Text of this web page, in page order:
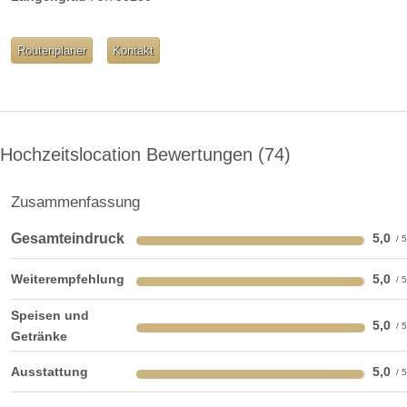
Kapelle Trauung im Freien
Durchschnittliche Konsumation pro Gast: 150 €
ganztags geschlossen
ganztags geöffnet
ganztags geöffnet
ganztags geöffnet
Routenplaner Kontakt
Hochzeitslocation Bewertungen 74
Zusammenfassung
Gesamteindruck 5,0
Weiterempfehlung 5,0
Speisen und
Getränke
5,0
Ausstattung 5,0